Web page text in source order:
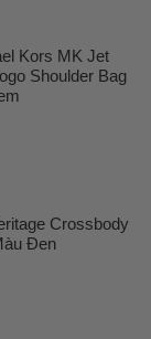
Kors MK Jet
Shoulder Bag
Crossbody
Đen